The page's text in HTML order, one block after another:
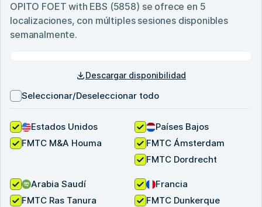
OPITO FOET with EBS (5858) se ofrece en 5
localizaciones, con múltiples sesiones disponibles
semanalmente.
Descargar disponibilidad
Seleccionar/Deseleccionar todo
Estados Unidos
FMTC M&A Houma
Países Bajos
FMTC Ámsterdam
FMTC Dordrecht
Arabia Saudí
FMTC Ras Tanura
Francia
FMTC Dunkerque